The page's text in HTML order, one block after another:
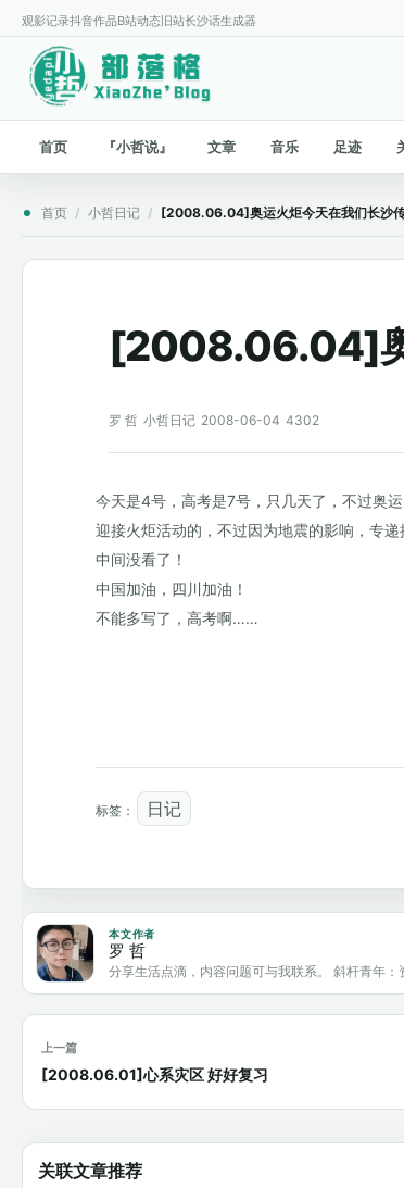
观影记录抖音作品B站动态 旧站长沙话生成器
首页 『小哲说』 文章 音乐 足迹
首页 / 小哲日记 / [2008.06.04]奥运火炬今天在我们长沙
[2008.06.04]
罗 哲 小哲日记 2008-06-04 4302
今天是4号，高考是7号，只几天了，不过奥
迎接火炬活动的，不过因为地震的影响，专
中间没看了！
中国加油，四川加油！
不能多写了，高考啊……
标签： 日记
本文作者
罗 哲
分享生活点滴，内容问题可与我联系。 斜杆青年
上一篇
[2008.06.01]心系灾区 好好复习
关联文章推荐